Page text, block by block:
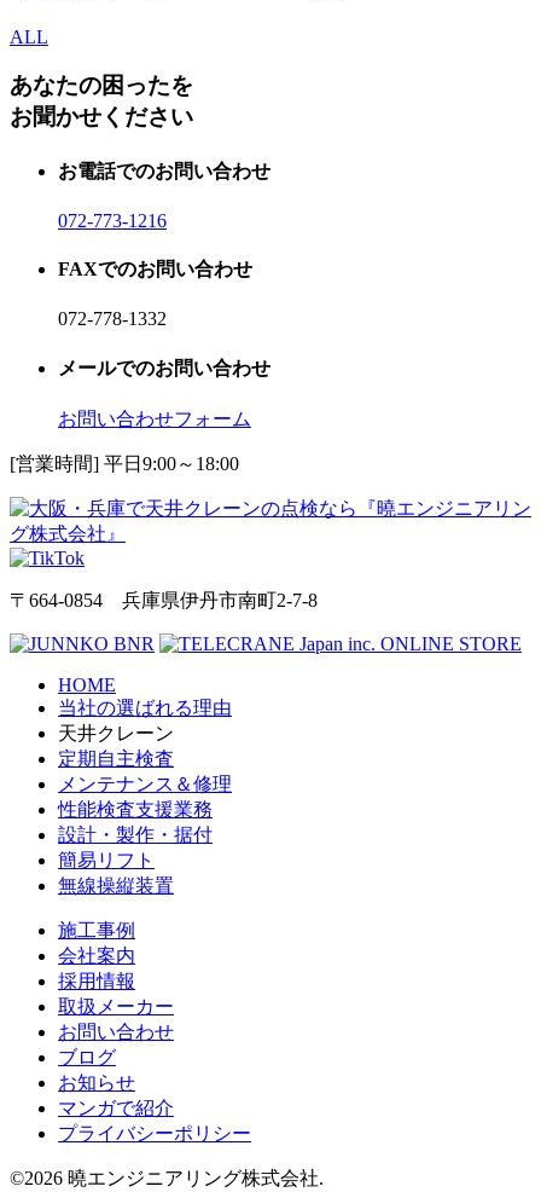
ALL
あなたの困ったを
お聞かせください
お電話でのお問い合わせ
072-773-1216
FAXでのお問い合わせ
072-778-1332
メールでのお問い合わせ
お問い合わせフォーム
[営業時間] 平日9:00～18:00
〒664-0854 兵庫県伊丹市南町2-7-8
HOME
当社の選ばれる理由
天井クレーン
定期自主検査
メンテナンス＆修理
性能検査支援業務
設計・製作・据付
簡易リフト
無線操縦装置
施工事例
会社案内
採用情報
取扱メーカー
お問い合わせ
ブログ
お知らせ
マンガで紹介
プライバシーポリシー
©2026 曉エンジニアリング株式会社.